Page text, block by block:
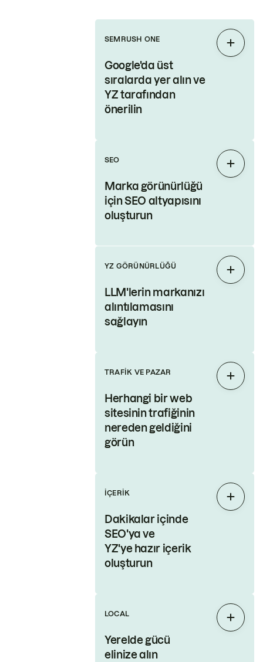
SEMRUSH ONE
Google'da üst
sıralarda yer alın ve
YZ tarafından
önerilin
SEO
Marka görünürlüğü
için SEO altyapısını
oluşturun
YZ GÖRÜNÜRLÜĞÜ
LLM'lerin markanızı
alıntılamasını
sağlayın
TRAFIK VE PAZAR
Herhangi bir web
sitesinin trafiğinin
nereden geldiğini
görün
İÇERIK
Dakikalar içinde
SEO'ya ve
YZ'ye hazır içerik
oluşturun
LOCAL
Yerelde gücü
elinize alın